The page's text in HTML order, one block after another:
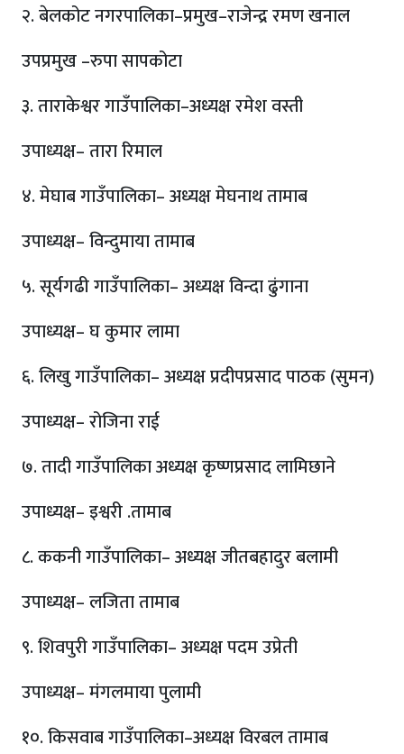
२. बेलकोट नगरपालिका–प्रमुख–राजेन्द्र रमण खनाल
उपप्रमुख –रुपा सापकोटा
३. ताराकेश्वर गाउँपालिका–अध्यक्ष रमेश वस्ती
उपाध्यक्ष– तारा रिमाल
४. मेघाब गाउँपालिका– अध्यक्ष मेघनाथ तामाब
उपाध्यक्ष– विन्दुमाया तामाब
५. सूर्यगढी गाउँपालिका– अध्यक्ष विन्दा ढुंगाना
उपाध्यक्ष– घ कुमार लामा
६. लिखु गाउँपालिका– अध्यक्ष प्रदीपप्रसाद पाठक (सुमन)
उपाध्यक्ष– रोजिना राई
७. तादी गाउँपालिका अध्यक्ष कृष्णप्रसाद लामिछाने
उपाध्यक्ष– इश्वरी .तामाब
८. ककनी गाउँपालिका– अध्यक्ष जीतबहादुर बलामी
उपाध्यक्ष– लजिता तामाब
९. शिवपुरी गाउँपालिका– अध्यक्ष पदम उप्रेती
उपाध्यक्ष– मंगलमाया पुलामी
१०. किसवाब गाउँपालिका–अध्यक्ष विरबल तामाब